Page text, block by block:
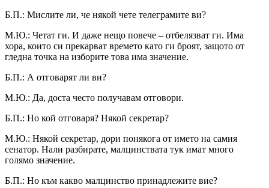
Б.П.: Мислите ли, че някой чете телеграмите ви?
М.Ю.: Четат ги. И даже нещо повече – отбелязват ги. Има
хора, които си прекарват времето като ги броят, защото от
гледна точка на изборите това има значение.
Б.П.: А отговарят ли ви?
М.Ю.: Да, доста често получавам отговори.
Б.П.: Но кой отговаря? Някой секретар?
М.Ю.: Някой секретар, дори понякога от името на самия
сенатор. Нали разбирате, малцинствата тук имат много
голямо значение.
Б.П.: Но към какво малцинство принадлежите вие?